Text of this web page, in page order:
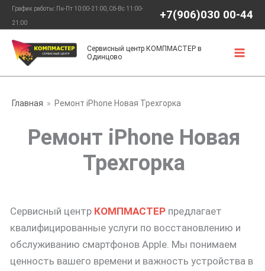
Перейти
содержимому
График работы: Пн-Пт 10:00-21:00, Сб-Вс 11:00-
21:00
+7(906)030 00-44
Сервисный центр КОМПМАСТЕР в
Одинцово
Главная Ремонт iPhone Новая Трехгорка
Ремонт iPhone Новая
Трехгорка
Сервисный центр КОМПМАСТЕР предлагает
квалифицированные услуги по восстановлению и
обслуживанию смартфонов Apple. Мы понимаем
ценность вашего времени и важность устройства в